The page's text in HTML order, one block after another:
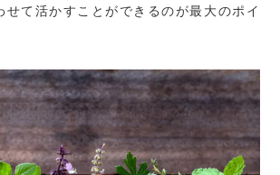
せて活かすことができるのが最大のポイ